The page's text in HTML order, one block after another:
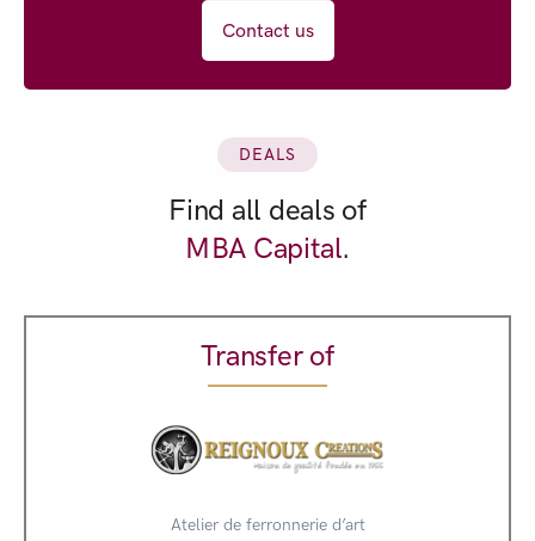
Contact us
DEALS
Find all deals of
MBA Capital.
Transfer of
Atelier de ferronnerie d’art